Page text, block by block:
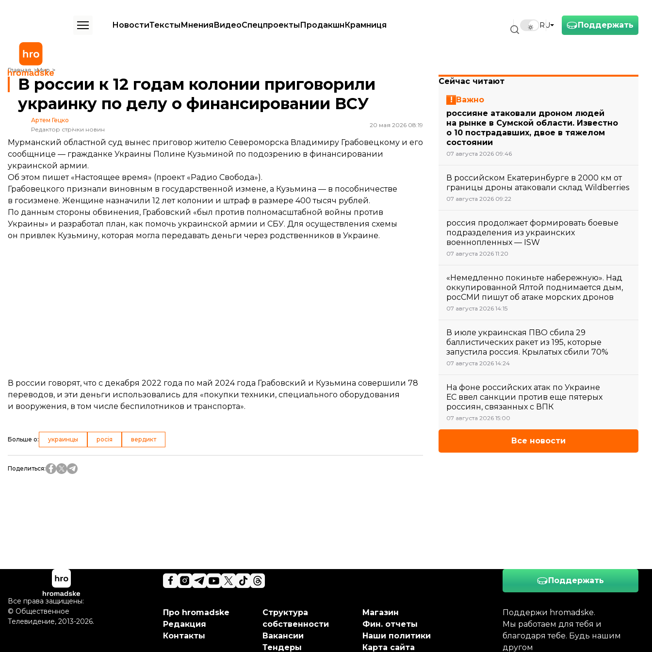
Поддержать
RU
НовостиТекстыМненияВидеоСпецпроектыПродакшнКрамниця
Главная Мир
В россии к 12 годам колонии приговорили украинку по делу о финансировании ВСУ
В россии к 12 годам колонии приговорили
украинку по делу о финансировании ВСУ
Артем Гецко
Редактор стрічки новин
20 мая 2026 08:19
Мурманский областной суд вынес приговор жителю Североморска Владимиру Грабовецкому и его
сообщнице — гражданке Украины Полине Кузьминой по подозрению в финансировании
украинской армии.
Об этом пишет«Настоящее время» (проект «Радио Свобода»).
Грабовецкого признали виновным в государственной измене, а Кузьмина — в пособничестве
в госизмене. Женщине назначили 12 лет колонии и штраф в размере 400 тысяч рублей.
По данным стороны обвинения, Грабовский «был против полномасштабной войны против
Украины» и разработал план, как помочь украинской армии и СБУ. Для осуществления схемы
он привлек Кузьмину, которая могла передавать деньги через родственников в Украине.
В россии говорят, что с декабря 2022 года по май 2024 года Грабовский и Кузьмина совершили 78
переводов, и эти деньги использовались для «покупки техники, специального оборудования
и вооружения, в том числе беспилотников и транспорта».
Больше о: украинцы росія вердикт
Поделиться:
Сейчас читают
Важно
россияне атаковали дроном людей
на рынке в Сумской области. Известно
о 10 пострадавших, двое в тяжелом
состоянии
07 августа 2026 09:46
В российском Екатеринбурге в 2000 км от
границы дроны атаковали склад Wildberries
07 августа 2026 09:22
россия продолжает формировать боевые
подразделения из украинских
военнопленных — ISW
07 августа 2026 11:20
«Немедленно покиньте набережную». Над
оккупированной Ялтой поднимается дым,
росСМИ пишут об атаке морских дронов
07 августа 2026 14:15
В июле украинская ПВО сбила 29
баллистических ракет из 195, которые
запустила россия. Крылатых сбили 70%
07 августа 2026 14:24
На фоне российских атак по Украине
ЕС ввел санкции против еще пятерых
россиян, связанных с ВПК
07 августа 2026 15:00
Все новости
Поддержать
Поддержи hromadske.
Мы работаем для тебя и
благодаря тебе. Будь нашим
другом
Про hromadske
Редакция
Контакты
Структура
собственности
Вакансии
Тендеры
Магазин
Фин. отчеты
Наши политики
Карта сайта
Все права защищены:
© Общественное
Телевидение, 2013-2026.